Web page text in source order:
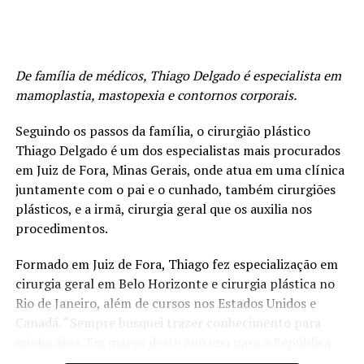
4. A endometriose pode ser grave
Entretanto, em alguns casos, pode ser potencialmente
grave dependendo dos sintomas e dos tecidos e órgãos
afetados.
5. Endometriose tem cura
Mito. Não existe cura para a endometriose, mas com
aliviam significativamente os sintomas e podem
preservar o futuro reprodutivo da paciente.
6. A endometriose é uma doença de mulheres mais
De família de médicos, Thiago Delgado é especialista em
mamoplastia, mastopexia e contornos corporais.
Seguindo os passos da família, o cirurgião plástico
Thiago Delgado é um dos especialistas mais procurados
em Juiz de Fora, Minas Gerais, onde atua em uma clínica
juntamente com o pai e o cunhado, também cirurgiões
plásticos, e a irmã, cirurgia geral que os auxilia nos
procedimentos.
Formado em Juiz de Fora, Thiago fez especialização em
cirurgia geral em Belo Horizonte e cirurgia plástica no
Rio de Janeiro, além de cursos nos Estados Unidos e
Canadá. “Sempre busquei trazer conhecimento para